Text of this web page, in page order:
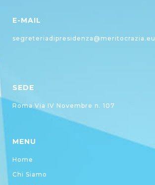
E-MAIL
segreteriadipresidenza@meritocrazia.eu
SEDE
Roma Via IV Novembre n. 107
MENU
Home
Chi Siamo